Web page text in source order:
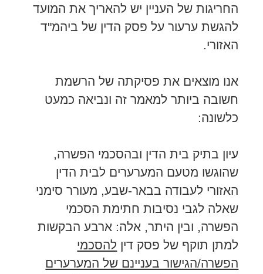
החריגות של העניין יש להאריך את המועד
להגשת ערעור על פסק הדין של ביהמ"ד
האזורי.
אנו מוצאים את פסיקתה של הרשמת
חשובה ביותר למאמר זה ונביאה כמעט
כלשונה:
עיון בתיק בית הדין ובהסכמי הפשרה,
שהוגשו מטעם המערערים לבית הדין
האזורי לעבודה בבאר-שבע, מעורר סימני
שאלה לגבי נסיבות חתימת הסכמי
הפשרה, ובין היתר, אלה: ארבע הבקשות
למתן תוקף של פסק דין להסכמי
הפשרה/הגישור בעניינם של המערערים